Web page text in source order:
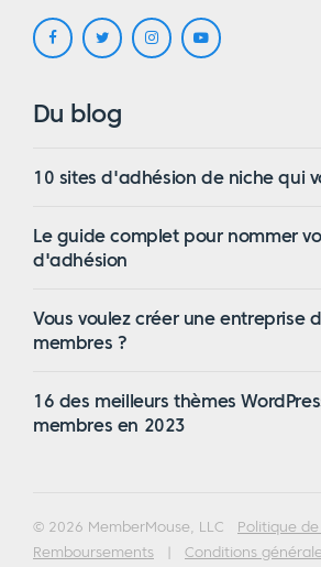
Du blog
10 sites d'adhésion de niche qui
Le guide complet pour nommer
d'adhésion
Vous voulez créer une entreprise
membres ?
16 des meilleurs thèmes
membres en 2023
© 2026 MemberMouse, LLC Politique
Remboursements
Conditions